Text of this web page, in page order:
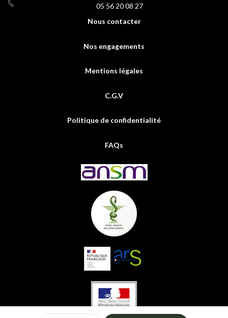
05 56 20 08 27
Nous contacter
Nos engagements
Mentions légales
C.G.V
Politique de confidentialité
FAQs